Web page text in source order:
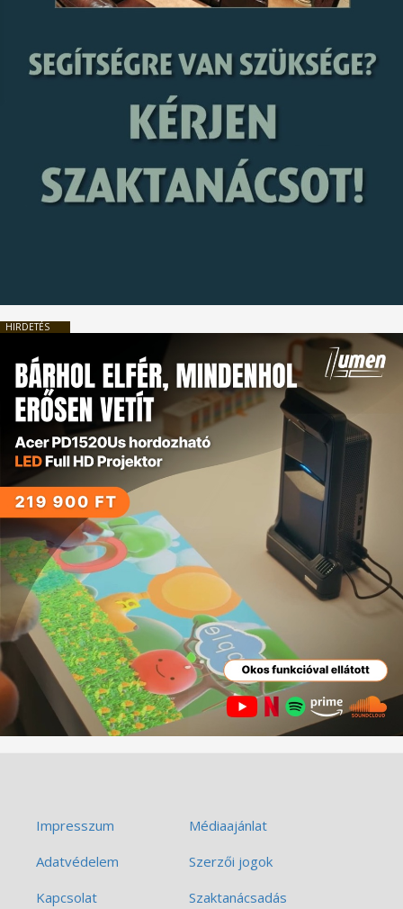
HIRDETÉS
Impresszum
Médiaajánlat
Adatvédelem
Szerzői jogok
Kapcsolat
Szaktanácsadás